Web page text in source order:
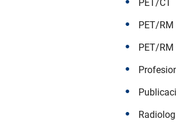
PET/CT
PET/RM
PET/RM